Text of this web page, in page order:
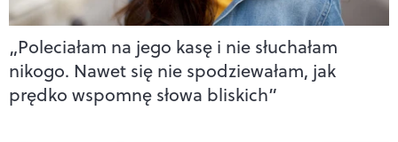
„Poleciałam na jego kasę i nie słuchałam
nikogo. Nawet się nie spodziewałam, jak
prędko wspomnę słowa bliskich”